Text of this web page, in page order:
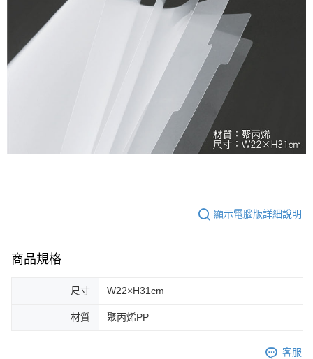
每筆NT$150
顯示電腦版詳細說明
商品規格
尺寸 W22×H31cm
材質 聚丙烯PP
客服